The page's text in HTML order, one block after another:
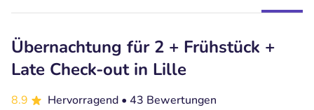
Übernachtung für 2 + Frühstück +
Late Check-out in Lille
8.9 Hervorragend • 43 Bewertungen